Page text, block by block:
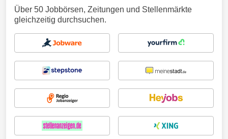
Über 50 Jobbörsen, Zeitungen und Stellenmärkte
gleichzeitig durchsuchen.